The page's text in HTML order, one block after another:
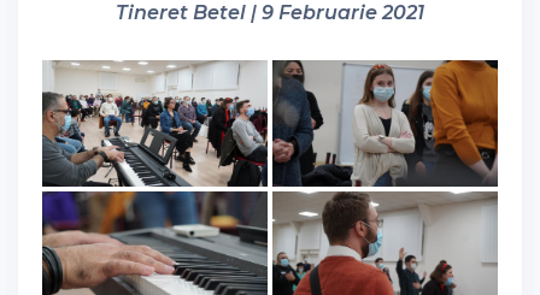
Tineret Betel | 9 Februarie 2021